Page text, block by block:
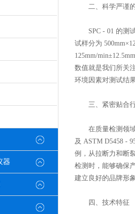
器
二、科学严谨的
SPC - 01 的测试
试样分为
125mm/
数值就是我们所关
环境因素对测试结
三、紧密贴合
在质量检测领域
及 ASTM D5458 -
例，从拉断力和断
检测时，能够确保
建立良好的品牌形
四、技术特征